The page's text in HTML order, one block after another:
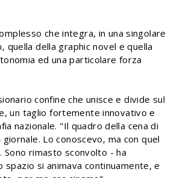
che integra, in una singolare
della graphic novel e quella
ed una particolare forza
confine che unisce e divide sul
un taglio fortemente innovativo e
nazionale. "Il quadro della cena di
Lo conoscevo, ma con quel
rimasto sconvolto - ha
si animava continuamente, e